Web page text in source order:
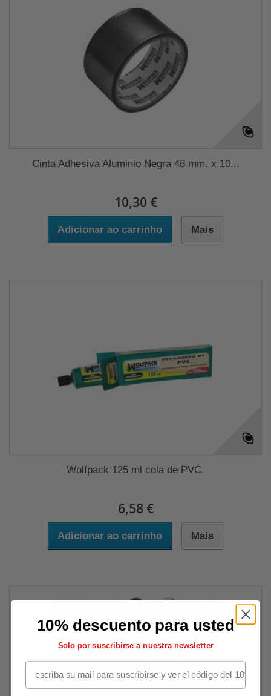
Cinta Adhesiva Aluminio Negra 48 mm. x 10...
10,30 €
Adicionar ao carrinho Mais
Wolfpack 125 ml cola de PVC.
6,58 €
Adicionar ao carrinho Mais
10% descuento para usted
Solo por suscribirse a nuestra newsletter